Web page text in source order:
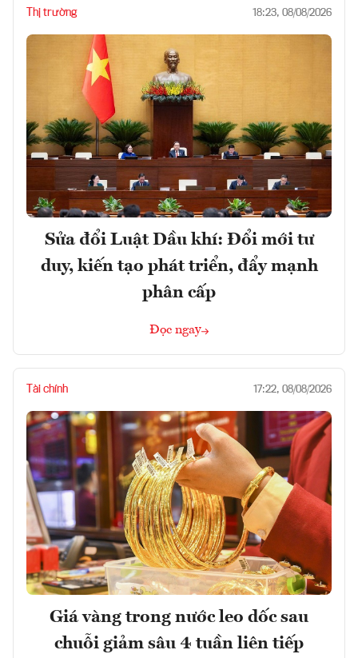
Thị trường 18:23, 08/08/2026
Sửa đổi Luật Dầu khí: Đổi mới tư
duy, kiến tạo phát triển, đẩy mạnh
phân cấp
Đọc ngay
Tài chính 17:22, 08/08/2026
Giá vàng trong nước leo dốc sau
chuỗi giảm sâu 4 tuần liên tiếp